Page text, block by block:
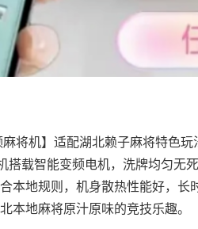
麻将机】适配湖北赖子麻将特色
搭载智能变频电机，洗牌均匀无
本地规则，机身散热性能好，长
本地麻将原汁原味的竞技乐趣。